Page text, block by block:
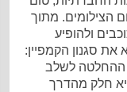
הצילומים. מתוך
ולהופיע
סגנון הקמפיין:
ההחלטה לשלב
חלק מהדרך